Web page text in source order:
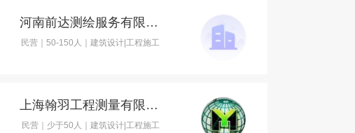
河南前达测绘服务有限公司
民营｜50-150人｜建筑设计|工程施工
上海翰羽工程测量有限公司
民营｜少于50人｜建筑设计|工程施工